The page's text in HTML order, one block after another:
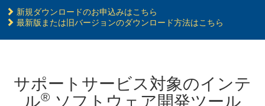
新規ダウンロードのお申込みはこちら
最新版または旧バージョンのダウンロード方法はこちら
サポートサービス対象のインテ
ル® ソフトウェア開発ツール